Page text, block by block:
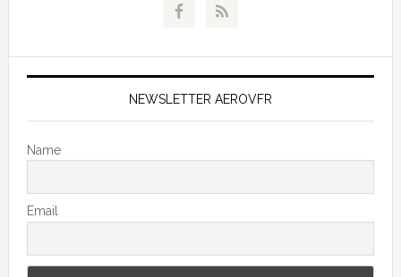
NEWSLETTER AEROVFR
Name
Email